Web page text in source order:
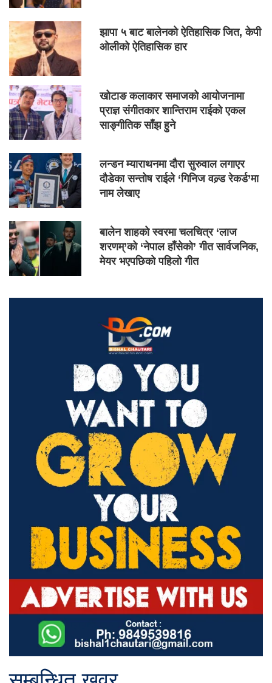
झापा ५ बाट बालेनको ऐतिहासिक जित, केपी
ओलीको ऐतिहासिक हार
खोटाङ कलाकार समाजको आयोजनामा
प्राज्ञ संगीतकार शान्तिराम राईको एकल
साङ्गीतिक साँझ हुने
लन्डन म्याराथनमा दौरा सुरुवाल लगाएर
दौडेका सन्तोष राईले ‘गिनिज वल्र्ड रेकर्ड’मा
नाम लेखाए
बालेन शाहको स्वरमा चलचित्र ‘लाज
शरणम्’को ‘नेपाल हाँसेको’ गीत सार्वजनिक,
मेयर भएपछिको पहिलो गीत